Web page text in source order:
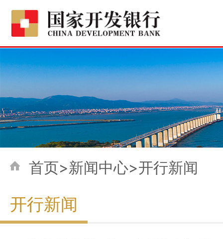
首页>新闻中心>开行新闻
开行新闻